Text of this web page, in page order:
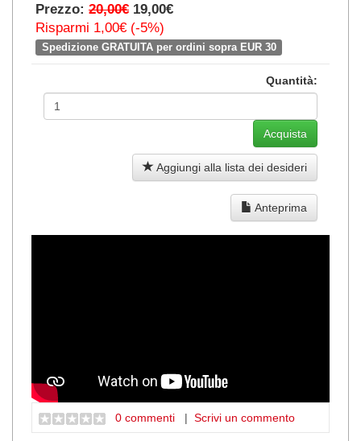
Prezzo: 20,00€ 19,00€
Risparmi 1,00€ (-5%)
Spedizione GRATUITA per ordini sopra EUR 30
Quantità:
Aggiungi alla lista dei desideri
Anteprima
0 commenti | Scrivi un commento